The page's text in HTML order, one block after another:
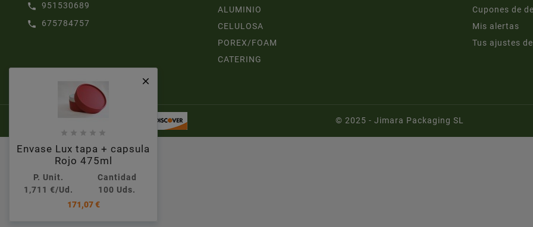

    
Envase Lux tapa + capsula
Rojo 475ml
P. Unit.
Cantidad
1,711 €/Ud.
100 Uds.
171,07 €
call 951530689
call 675784757
ALUMINIO
CELULOSA
POREX/FOAM
CATERING
Cupones de
Mis alertas
Tus ajustes
© 2025 - Jimara Packaging SL